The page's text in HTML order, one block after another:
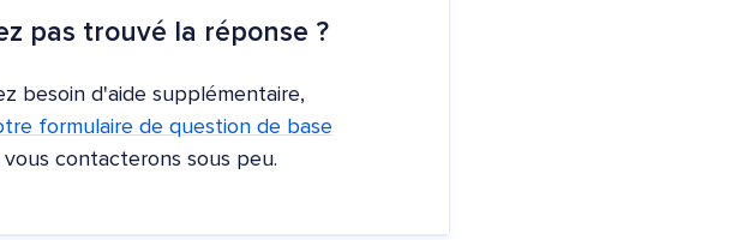
pas trouvé la réponse ?
besoin d'aide supplémentaire,
formulaire de question de base
contacterons sous peu.